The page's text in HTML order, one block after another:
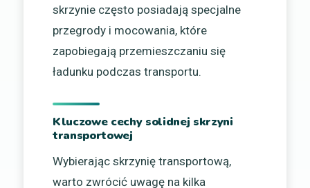
skrzynie często posiadają specjalne
przegrody i mocowania, które
zapobiegają przemieszczaniu się
ładunku podczas transportu.
Kluczowe cechy solidnej skrzyni
transportowej
Wybierając skrzynię transportową,
warto zwrócić uwagę na kilka